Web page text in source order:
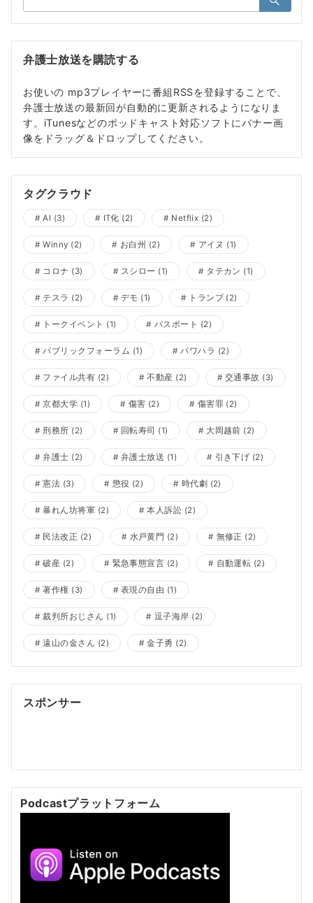
索：
弁護士放送を購読する
お使いの mp3プレイヤーに番組RSSを登録することで、
弁護士放送の最新回が自動的に更新されるようになりま
す。iTunesなどのポッドキャスト対応ソフトにバナー画
像をドラッグ＆ドロップしてください。
タグクラウド
AI (3) IT化 (2) Netflix (2)
Winny (2) お白州 (2) アイヌ (1)
コロナ (3) スシロー (1) タテカン (1)
テスラ (2) デモ (1) トランプ(2)
トークイベント (1) パスポート (2)
パブリックフォーラム (1) パワハラ (2)
ファイル共有 (2) 不動産 (2) 交通事故 (3)
京都大学 (1) 傷害 (2) 傷害罪 (2)
刑務所 (2) 回転寿司 (1) 大岡越前 (2)
弁護士 (2) 弁護士放送 (1) 引き下げ (2)
憲法 (3) 懲役 (2) 時代劇 (2)
暴れん坊将軍 (2) 本人訴訟 (2)
民法改正 (2) 水戸黄門 (2) 無修正 (2)
破産 (2) 緊急事態宣言 (2) 自動運転 (2)
著作権 (3) 表現の自由 (1)
裁判所おじさん (1) 逗子海岸 (2)
遠山の金さん (2) 金子勇 (2)
スポンサー
Podcastプラットフォーム